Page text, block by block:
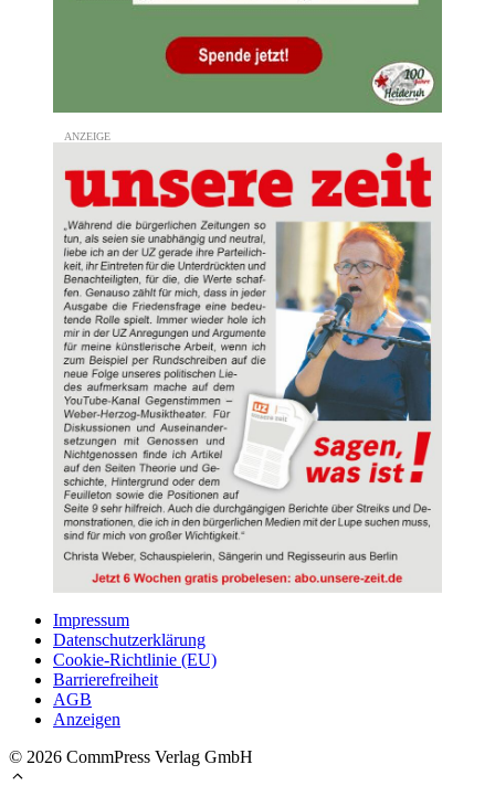
Impressum
Datenschutzerklärung
Cookie-Richtlinie (EU)
Barrierefreiheit
AGB
Anzeigen
© 2026 CommPress Verlag GmbH